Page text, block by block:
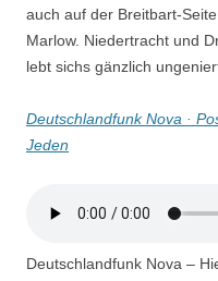
auch auf der Breitbart-
Marlow. Niedertracht und
lebt sichs gänzlich
Deutschlandfunk Nova ·
Jeden
Deutschlandfunk Nova –